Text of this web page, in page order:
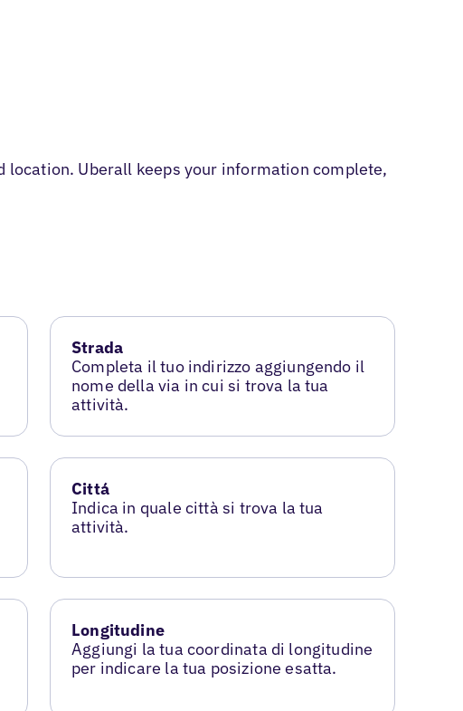
Uberall keeps your information complete,
Strada
Completa il tuo indirizzo aggiungendo il
nome della via in cui si trova la tua
attività.
Cittá
Indica in quale città si trova la tua
attività.
Longitudine
Aggiungi la tua coordinata di longitudine
per indicare la tua posizione esatta.